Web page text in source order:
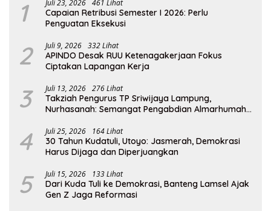
1 Juli 23, 2026 461 Lihat
Capaian Retribusi Semester I 2026: Perlu
Penguatan Eksekusi
2 Juli 9, 2026 332 Lihat
APINDO Desak RUU Ketenagakerjaan Fokus
Ciptakan Lapangan Kerja
3 Juli 13, 2026 276 Lihat
Takziah Pengurus TP Sriwijaya Lampung,
Nurhasanah: Semangat Pengabdian Almarhumah
4 Juli 25, 2026 164 Lihat
30 Tahun Kudatuli, Utoyo: Jasmerah, Demokrasi
Harus Dijaga dan Diperjuangkan
5 Juli 15, 2026 133 Lihat
Dari Kuda Tuli ke Demokrasi, Banteng Lamsel Ajak
Gen Z Jaga Reformasi